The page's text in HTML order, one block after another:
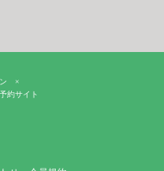
ン ×
約サイト